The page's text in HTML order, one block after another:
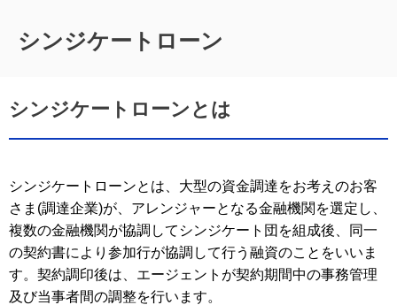
シンジケートローン
シンジケートローンとは
シンジケートローンとは、大型の資金調達をお考えのお客
さま(調達企業)が、アレンジャーとなる金融機関を選定し、
複数の金融機関が協調してシンジケート団を組成後、同一
の契約書により参加行が協調して行う融資のことをいいま
す。契約調印後は、エージェントが契約期間中の事務管理
及び当事者間の調整を行います。